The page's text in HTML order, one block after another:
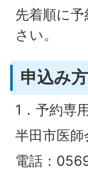
先着順に
さい。
申込み
1．予約専
半田市医
電話：